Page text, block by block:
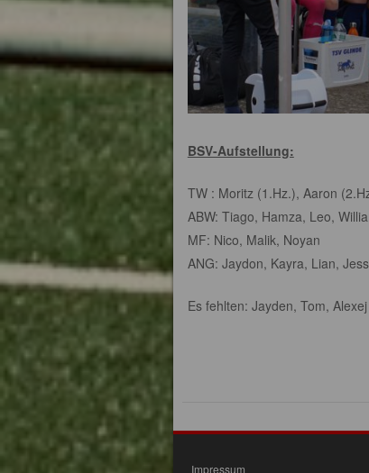
BSV-Aufstellung:
TW : Moritz (1.Hz.), Aaron
ABW: Tiago, Hamza, Leo,
MF: Nico, Malik, Noyan
ANG: Jaydon, Kayra, Lian,
Es fehlten: Jayden, Tom, Alexej
Impressum